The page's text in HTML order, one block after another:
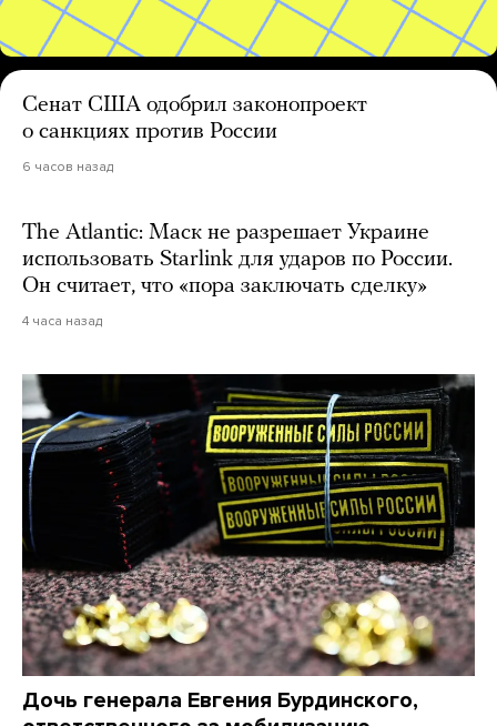
Сенат США одобрил законопроект
о санкциях против России
6 часов назад
The Atlantic: Маск не разрешает Украине
использовать Starlink для ударов по России.
Он считает, что «пора заключать сделку»
4 часа назад
Дочь генерала Евгения Бурдинского,